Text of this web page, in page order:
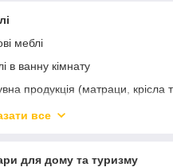
меблі
в ванну кімнату
продукція (матраци, крісла
товар
для вітальні
все
для дому та туризму